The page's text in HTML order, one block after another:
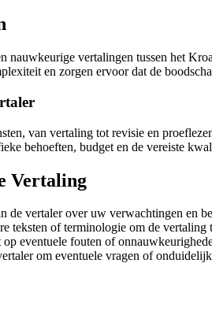
nauwkeurige vertalingen tussen het
en zorgen ervoor dat de
van vertaling tot revisie en
behoeften, budget en de vereiste
Vertaling
de vertaler over uw verwachtingen en
teksten of terminologie om de vertaling
eventuele fouten of
om eventuele vragen of